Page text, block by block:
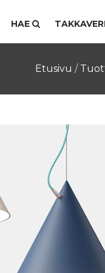
HAE
Etusivu /